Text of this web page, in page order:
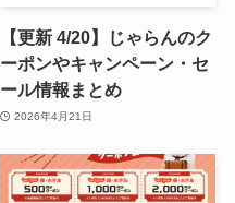
【更新 4/20】じゃらんのク
ーポンやキャンペーン・セ
ール情報まとめ
2026年4月21日